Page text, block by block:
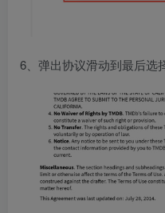
6、弹出协议滑动到最后选